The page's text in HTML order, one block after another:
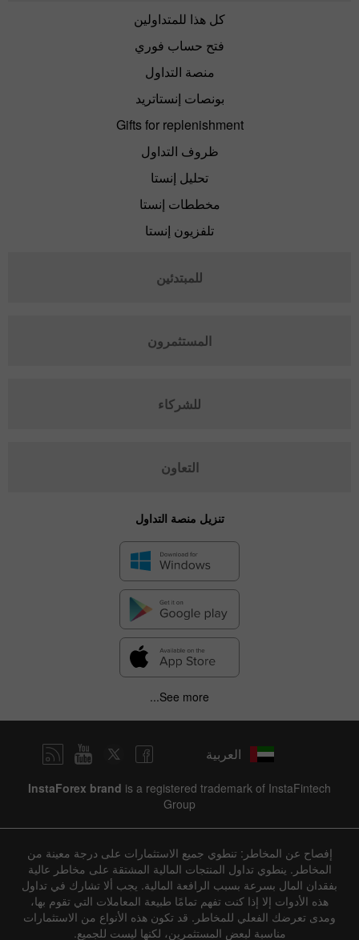
كل هذا للمتداولين
فتح حساب فوري
منصة التداول
بونصات إنستاتريد
Gifts for replenishment
ظروف التداول
تحليل إنستا
مخططات إنستا
تلفزيون إنستا
للمبتدئين
المستثمرون
للشركاء
التعاون
تنزيل منصة التداول
See more...
العربية
InstaForex brand is a registered trademark of InstaFintech
Group
إفصاح عن المخاطر: تنطوي جميع الاستثمارات على درجة معينة من
المخاطر. ينطوي تداول المنتجات المالية المشتقة على مخاطر عالية
بفقدان المال بسرعة بسبب الرافعة المالية. يجب ألا تشارك في تداول
هذه الأدوات إلا إذا كنت تفهم تمامًا طبيعة المعاملات التي تقوم بها،
ومدى تعرضك الفعلي للمخاطر. قد تكون هذه الأنواع من الاستثمارات
مناسبة لبعض المستثمرين، لكنها ليست للجميع.